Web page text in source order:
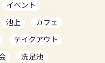
イベント
池上
カフェ
テイクアウト
洗足池